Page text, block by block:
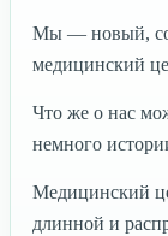
Мы — новый,
медицинский
Что же о нас
немного
Медицинский
длинной и